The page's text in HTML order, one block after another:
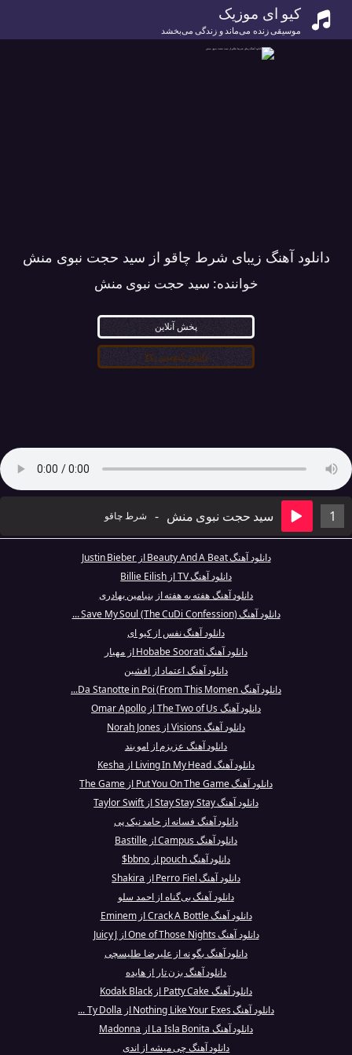
کیو ای موزیک
موسیقی زنده می‌ماند و زندگی می‌بخشد
دانلود آهنگ زیبای شرط چاقو از سید حجت نبوی منش
خواننده: سید حجت نبوی منش
پخش آنلاین
دانلود کیفیت ۳۲۰
1 سید حجت نبوی منش - شرط چاقو
دانلود آهنگ Beauty And A Beat از Justin Bieber
دانلود آهنگ TV از Billie Eilish
دانلود آهنگ هفته به هفته از بنیامین بهادری
دانلود آهنگ Save My Soul (The CuDi Confession) ...
دانلود آهنگ نفس از کیو ای
دانلود آهنگ Hobabe Soorati از مهیار
دانلود آهنگ اعتماد از افشین
دانلود آهنگ Da Stanotte in Poi (From This Momen...
دانلود آهنگ The Two of Us از Omar Apollo
دانلود آهنگ Visions از Norah Jones
دانلود آهنگ عزیزم از امو بند
دانلود آهنگ Living In My Head از Kesha
دانلود آهنگ Put You On The Game از The Game
دانلود آهنگ Stay Stay Stay از Taylor Swift
دانلود آهنگ فسانه از حامد نیک پی
دانلود آهنگ Campus از Bastille
دانلود آهنگ pouch از bbno$
دانلود آهنگ Perro Fiel از Shakira
دانلود آهنگ بی‌گناه از احمد سلو
دانلود آهنگ Crack A Bottle از Eminem
دانلود آهنگ One of Those Nights از Juicy J
دانلود آهنگ بگو نه از علیرضا طلیسچی
دانلود آهنگ بزن تار از هایده
دانلود آهنگ Patty Cake از Kodak Black
دانلود آهنگ Nothing Like Your Exes از Ty Dolla ...
دانلود آهنگ La Isla Bonita از Madonna
دانلود آهنگ چی میشه از اندی